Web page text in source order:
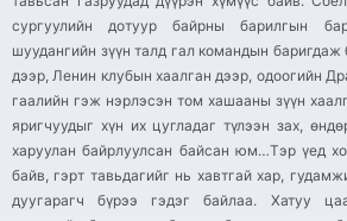
сургуулийн дотуур байрны барилгын
шуудангийн зүүн талд гал командын
дээр, Ленин клубын хаалган дээр, одоогийн
гаалийн гэж нэрлэсэн том хашааны зүүн
яригчуудыг хүн их цугладаг түлээн зах,
харуулан байрлуулсан байсан юм…Тэр үед
байв, гэрт тавьдагийг нь хавтгай хар,
дуугарагч бүрээ гэдэг байлаа. Хатуу